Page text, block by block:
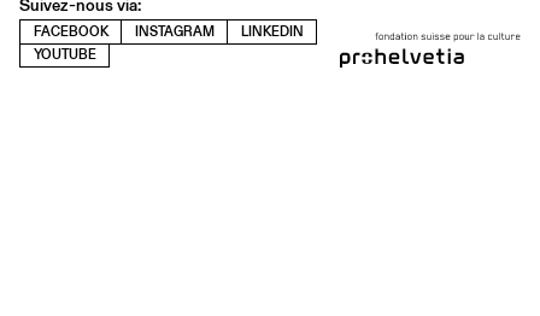
Suivez-nous via:
FACEBOOK INSTAGRAM
LINKEDIN
YOUTUBE